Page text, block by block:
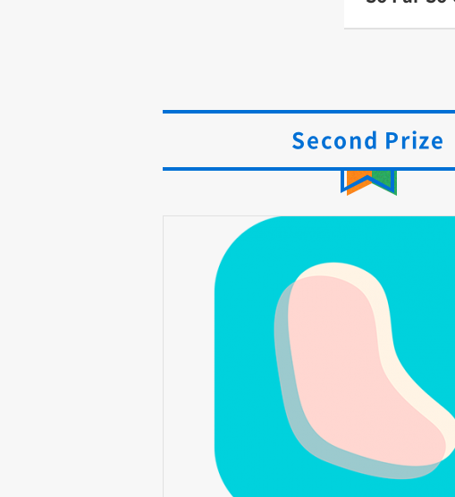
Second Prize